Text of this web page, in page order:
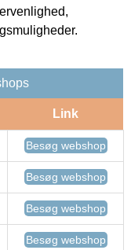
Link
Besøg webshop
Besøg webshop
Besøg webshop
Besøg webshop